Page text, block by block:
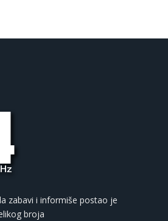
zabavi i informiše postao je
broja